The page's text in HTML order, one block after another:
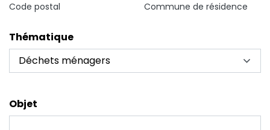
Code postal Commune de résidence
Thématique
Objet